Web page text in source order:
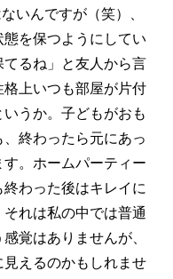
いんですが（笑）、
を保つようにしてい
るね」と友人から言
上いつも部屋が片付
うか。子どもがおも
終わったら元にあっ
。ホームパーティー
わった後はキレイに
れは私の中では普通
覚はありませんが、
えるのかもしれませ